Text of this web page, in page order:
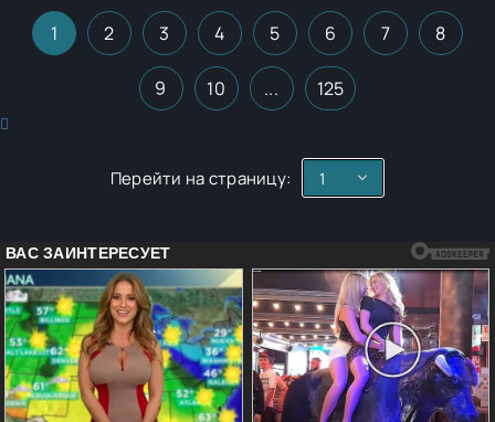
1 2 3 4 5 6 7 8
9 10 ... 125
Перейти на страницу: